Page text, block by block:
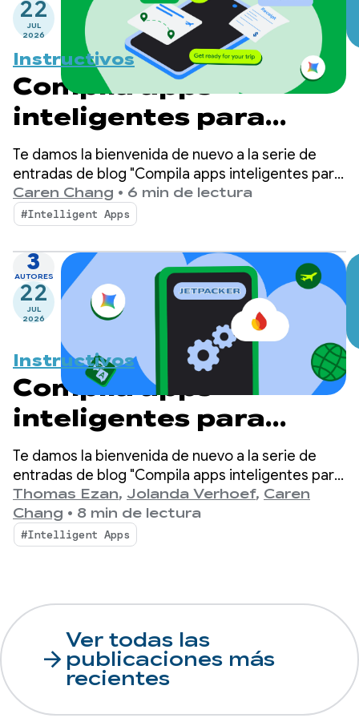
22
JUL
2026
Instructivos
Compila apps
inteligentes para
Android: Inferencia
integrado en el
dispositivo
Te damos la bienvenida de nuevo a la serie de
entradas de blog "Compila apps inteligentes para
Android", en la que tomamos una app básica para
Android y la transformamos en una experiencia
personalizada, inteligente y de agente. En nuestra
publicación anterior, presentamos Jetpacker, la
app de demostración que usaremos en esta
serie.
Caren Chang • 6 min de lectura
#Intelligent Apps
3
AUTORES
22
JUL
2026
Instructivos
Compila apps
inteligentes para
Android: Inferencia
híbrida y en la nube
Te damos la bienvenida de nuevo a la serie de
entradas de blog "Compila apps inteligentes para
Android", en la que tomamos una app básica para
Android y la transformamos en una experiencia
personalizada, inteligente y de agente.
Thomas Ezan, Jolanda Verhoef, Caren
Chang • 8 min de lectura
#Intelligent Apps
arrow_forward
Ver todas las
publicaciones más
recientes